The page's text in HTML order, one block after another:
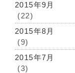
2015年9月
(22)
2015年8月
(9)
2015年7月
(3)